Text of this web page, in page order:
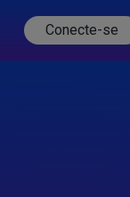
Conecte-se